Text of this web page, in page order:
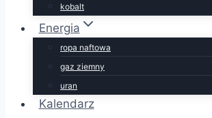
kobalt
Energia
ropa naftowa
gaz ziemny
uran
Kalendarz